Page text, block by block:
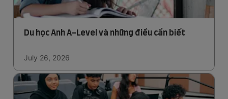
Du học Anh A-Level và những điều cần biết
July 26, 2026